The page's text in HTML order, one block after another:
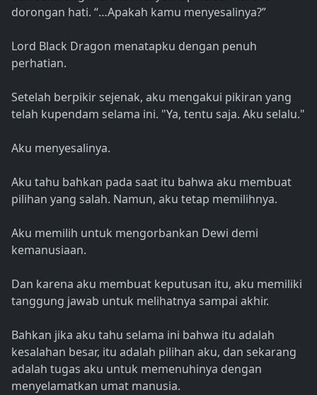
dorongan hati. “…Apakah kamu menyesalinya?”
Lord Black Dragon menatapku dengan penuh
perhatian.
Setelah berpikir sejenak, aku mengakui pikiran yang
telah kupendam selama ini. "Ya, tentu saja. Aku selalu."
Aku menyesalinya.
Aku tahu bahkan pada saat itu bahwa aku membuat
pilihan yang salah. Namun, aku tetap memilihnya.
Aku memilih untuk mengorbankan Dewi demi
kemanusiaan.
Dan karena aku membuat keputusan itu, aku memiliki
tanggung jawab untuk melihatnya sampai akhir.
Bahkan jika aku tahu selama ini bahwa itu adalah
kesalahan besar, itu adalah pilihan aku, dan sekarang
adalah tugas aku untuk memenuhinya dengan
menyelamatkan umat manusia.